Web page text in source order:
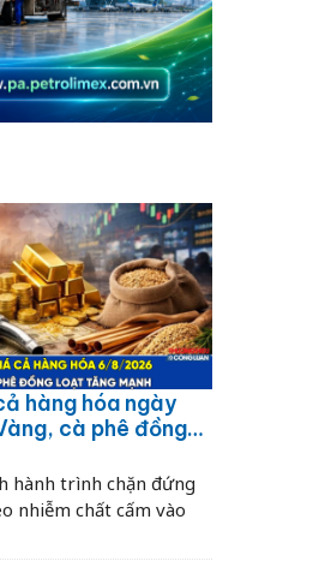
hàng hóa ngày
cà phê đồng
hành trình chặn đứng
nhiễm chất cấm vào